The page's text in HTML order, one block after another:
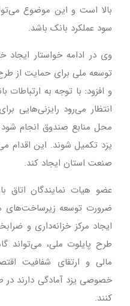
بالا است و این موضوع
سود عملکرد بانک باشد.
وی در ادامه خواستار
توسعه ملی برای حمایت از
و افزود: با توجه به
انتظار می‌رود رایزنی‌هایی
محل منابع صندوق انجام شود
یزد تکمیل شوند. این
صنعت استان ایجاد کند.
عضو هیات نمایندگان اتاق
ضرورت توسعه زیرساخت‌های
ایجاد مرکز خزانه‌داری و
طرح پایلوت ملی، می‌تواند
مالی و ارتقای شفافیت
خصوصی یزد آمادگی دارند
کنند.